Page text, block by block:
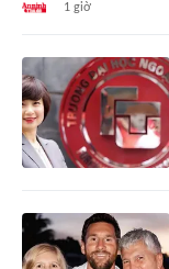
1 giờ